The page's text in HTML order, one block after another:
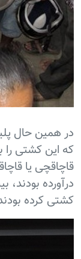
همین حال
این کشتی را
یا
بودند،
کرده بودند.